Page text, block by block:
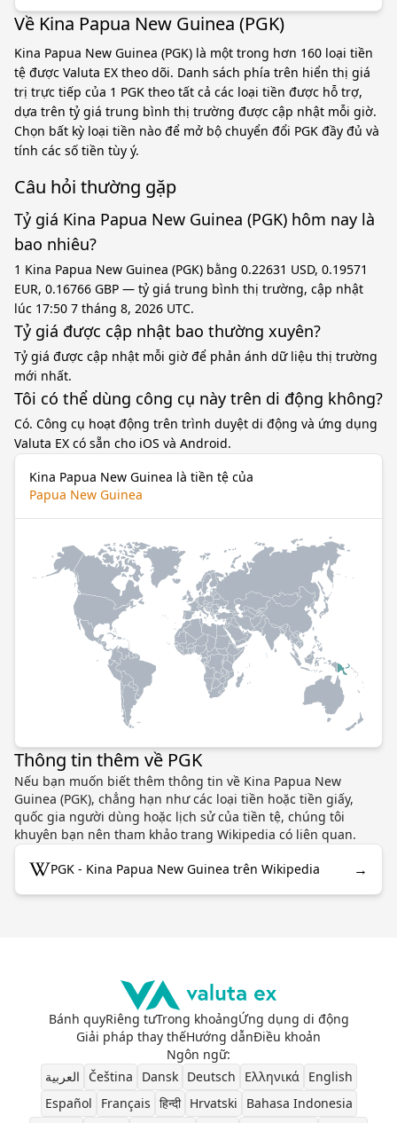
Về Kina Papua New Guinea (PGK)
Kina Papua New Guinea (PGK) là một trong hơn 160 loại tiền
tệ được Valuta EX theo dõi. Danh sách phía trên hiển thị giá
trị trực tiếp của 1 PGK theo tất cả các loại tiền được hỗ trợ,
dựa trên tỷ giá trung bình thị trường được cập nhật mỗi giờ.
Chọn bất kỳ loại tiền nào để mở bộ chuyển đổi PGK đầy đủ và
tính các số tiền tùy ý.
Câu hỏi thường gặp
Tỷ giá Kina Papua New Guinea (PGK) hôm nay là
bao nhiêu?
1 Kina Papua New Guinea (PGK) bằng 0.22631 USD, 0.19571
EUR, 0.16766 GBP — tỷ giá trung bình thị trường, cập nhật
lúc 17:50 7 tháng 8, 2026 UTC.
Tỷ giá được cập nhật bao thường xuyên?
Tỷ giá được cập nhật mỗi giờ để phản ánh dữ liệu thị trường
mới nhất.
Tôi có thể dùng công cụ này trên di động không?
Có. Công cụ hoạt động trên trình duyệt di động và ứng dụng
Valuta EX có sẵn cho iOS và Android.
Kina Papua New Guinea là tiền tệ của
Papua New Guinea
Thông tin thêm về PGK
Nếu bạn muốn biết thêm thông tin về Kina Papua New
Guinea (PGK), chẳng hạn như các loại tiền hoặc tiền giấy,
quốc gia người dùng hoặc lịch sử của tiền tệ, chúng tôi
khuyên bạn nên tham khảo trang Wikipedia có liên quan.
PGK - Kina Papua New Guinea trên Wikipedia →
Bánh quyRiêng tưTrong khoảngỨng dụng di động
Giải pháp thay thếHướng dẫnĐiều khoản
Ngôn ngữ:
العربية
Čeština Dansk Deutsch Ελληνικά
English
Español
Français हिन्दी Hrvatski
Bahasa Indonesia